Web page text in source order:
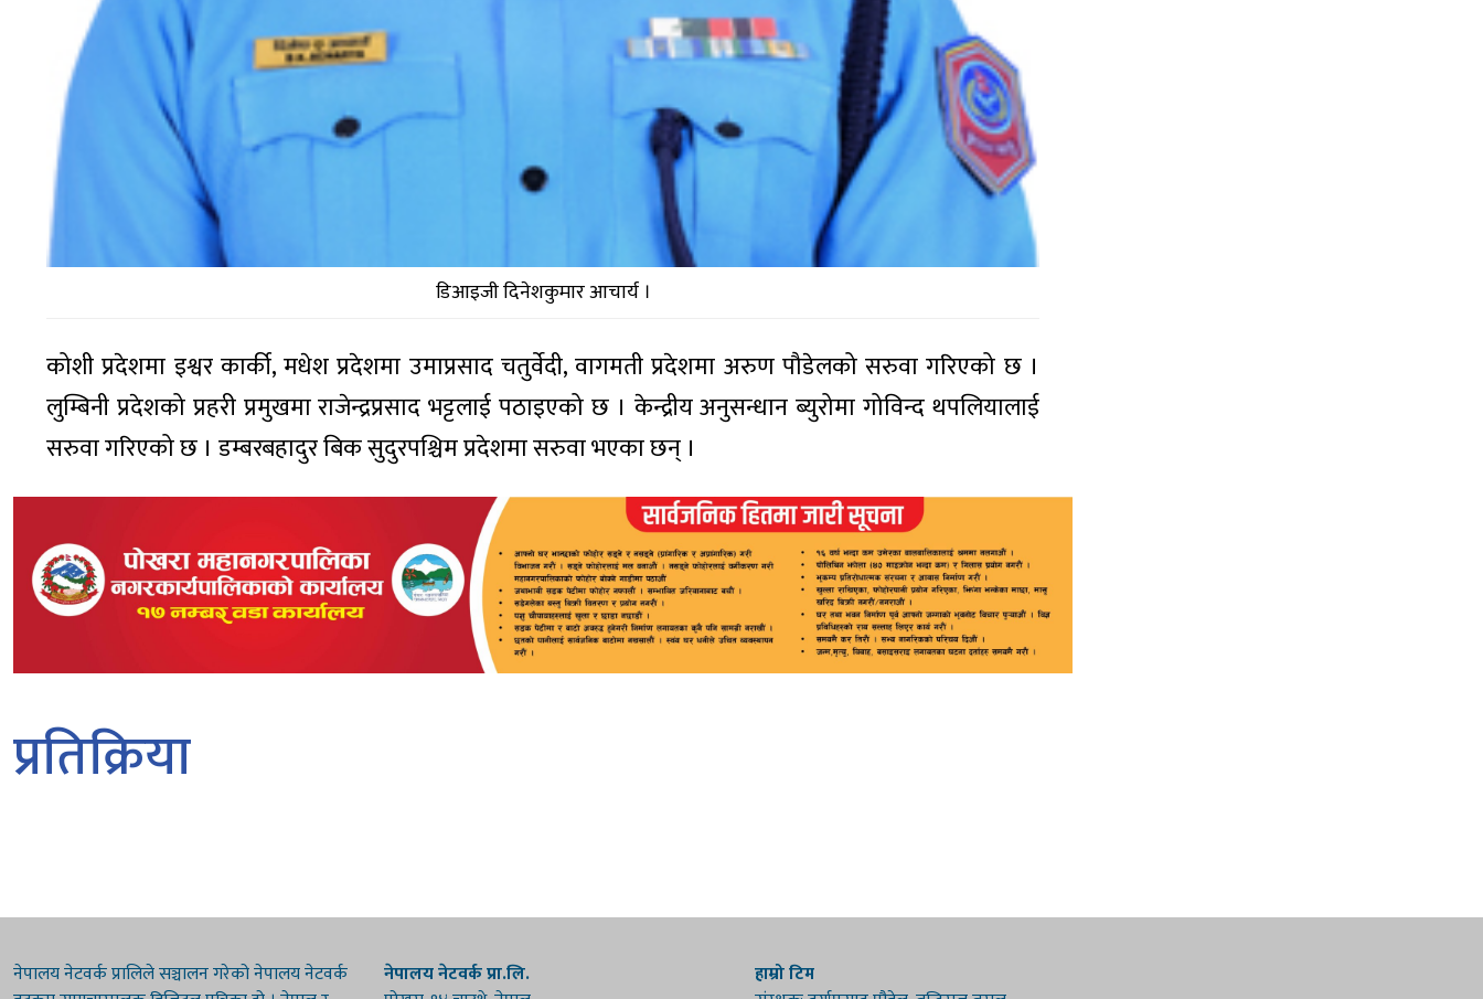
डिआइजी दिनेशकुमार आचार्य ।
कोशी प्रदेशमा इश्वर कार्की, मधेश प्रदेशमा उमाप्रसाद चतुर्वेदी, वागमती प्रदेशमा अरुण पौडेलको सरुवा गरिएको छ ।
लुम्बिनी प्रदेशको प्रहरी प्रमुखमा राजेन्द्रप्रसाद भट्टलाई पठाइएको छ । केन्द्रीय अनुसन्धान ब्युरोमा गोविन्द थपलियालाई
सरुवा गरिएको छ । डम्बरबहादुर बिक सुदुरपश्चिम प्रदेशमा सरुवा भएका छन् ।
प्रतिक्रिया
नेपालय नेटवर्क प्रालिले सञ्चालन गरेको नेपालय नेटवर्क
नेपालय नेटवर्क प्रा.लि.
हाम्रो टिम